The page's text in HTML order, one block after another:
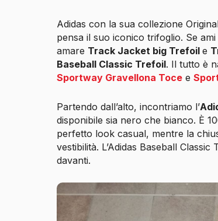
Adidas con la sua collezione
pensa il suo iconico trifoglio. Se
amare Track Jacket big Trefoile
Baseball Classic Trefoil. Il tutto è
Sportway Gravellona Toce e
Partendo dall’alto, incontriamo l’
disponibile sia nero che bianco. È
perfetto look casual, mentre la
vestibilità. L’Adidas Baseball
davanti.